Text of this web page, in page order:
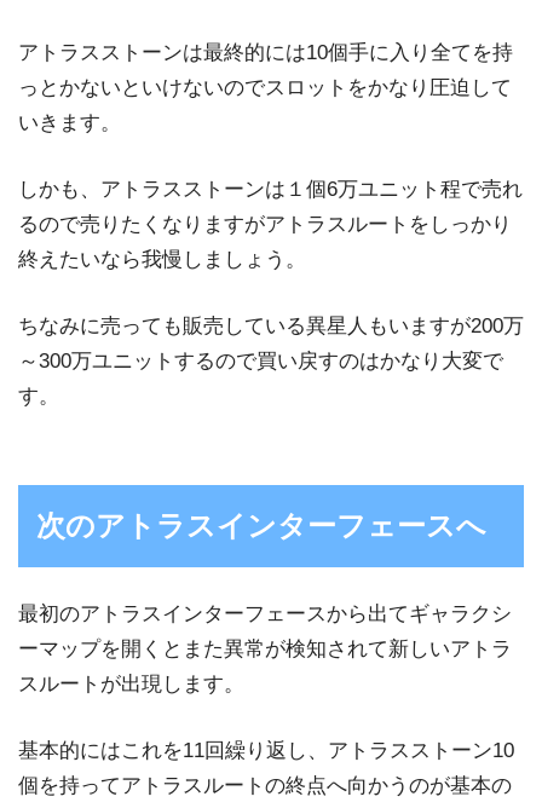
アトラスストーンは最終的には10個手に入り全てを持
っとかないといけないのでスロットをかなり圧迫して
いきます。
しかも、アトラスストーンは１個6万ユニット程で売れ
るので売りたくなりますがアトラスルートをしっかり
終えたいなら我慢しましょう。
ちなみに売っても販売している異星人もいますが200万
～300万ユニットするので買い戻すのはかなり大変で
す。
次のアトラスインターフェースへ
最初のアトラスインターフェースから出てギャラクシ
ーマップを開くとまた異常が検知されて新しいアトラ
スルートが出現します。
基本的にはこれを11回繰り返し、アトラスストーン10
個を持ってアトラスルートの終点へ向かうのが基本の